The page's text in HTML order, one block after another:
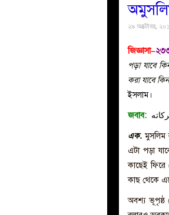
২৯ অক্টোবর,
জিজ্ঞাসা–
পড়া যাবে
করা যাবে
ইসলাম।
জবাব:
এক. মুসলিম
এটা পড়া
কাছেই
কাছ থেকে
অবশ্য ভূপৃষ্ঠ